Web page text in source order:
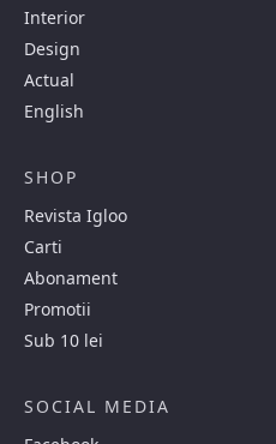
Interior
Design
Actual
English
SHOP
Revista Igloo
Carti
Abonament
Promotii
Sub 10 lei
SOCIAL MEDIA